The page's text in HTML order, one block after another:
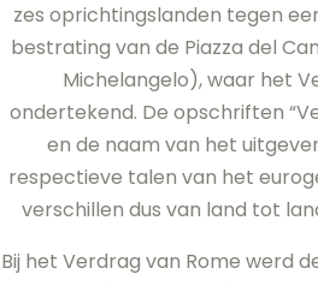
zes oprichtingslanden tegen
bestrating van de Piazza del
Michelangelo), waar het
ondertekend. De opschriften
en de naam van het
respectieve talen van het
verschillen dus van land tot
Bij het Verdrag van Rome werd